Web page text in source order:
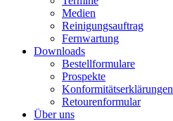
Medien
Reinigungsauftrag
Fernwartung
Downloads
Bestellformulare
Prospekte
Konformitätserklärungen
Retourenformular
Über uns